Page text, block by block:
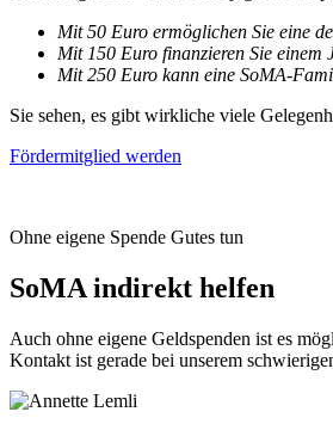
Mit 50 Euro ermöglichen Sie eine
Mit 150 Euro finanzieren Sie einem
Mit 250 Euro kann eine SoMA-
Sie sehen, es gibt wirkliche viele
Fördermitglied werden
Ohne eigene Spende Gutes tun
SoMA indirekt helfen
Auch ohne eigene Geldspenden ist es
Kontakt ist gerade bei unserem